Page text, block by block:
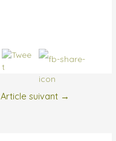
Article suivant →